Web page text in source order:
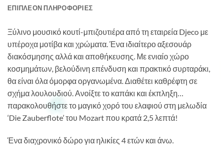
ΕΠΙΠΛΈΟΝ ΠΛΗΡΟΦΟΡΊΕΣ
Ξύλινο μουσικό κουτί-μπιζουτιέρα από τη εταιρεία Djeco με
υπέροχα μοτίβα και χρώματα. Ένα ιδιαίτερο αξεσουάρ
διακόσμησης αλλά και αποθήκευσης. Με ενιαίο χώρο
κοσμημάτων, βελούδινη επένδυση και πρακτικό συρταράκι,
θα είναι όλα όμορφα οργανωμένα. Διαθέτει καθρέφτη σε
σχήμα λουλουδιού. Ανοίξτε το καπάκι και έκπληξη…
παρακολουθήστε το μαγικό χορό του ελαφιού στη μελωδία
‘Die Zauberflote’ του Mozart που κρατά 2,5 λεπτά!
Ένα διαχρονικό δώρο για ηλικίες 4 ετών και άνω.